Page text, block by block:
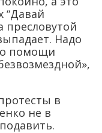
“Давай
пресловутой
Надо
помощи
в
не в